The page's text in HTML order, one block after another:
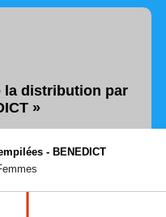
la distribution par
»
- BENEDICT